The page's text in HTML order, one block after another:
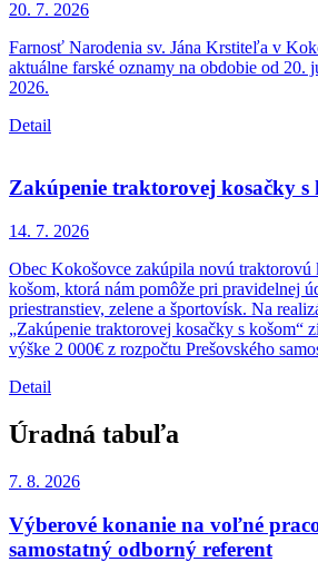
20. 7. 2026
Farnosť Narodenia sv. Jána Krstiteľa v
aktuálne farské oznamy na obdobie od 20.
2026.
Detail
Zakúpenie traktorovej kosačky s
14. 7. 2026
Obec Kokošovce zakúpila novú traktorovú
košom, ktorá nám pomôže pri pravidelnej
priestranstiev, zelene a športovísk. Na
„Zakúpenie traktorovej kosačky s košom“
výške 2 000€ z rozpočtu Prešovského
Detail
Úradná tabuľa
7. 8. 2026
Výberové konanie na voľné
samostatný odborný referent